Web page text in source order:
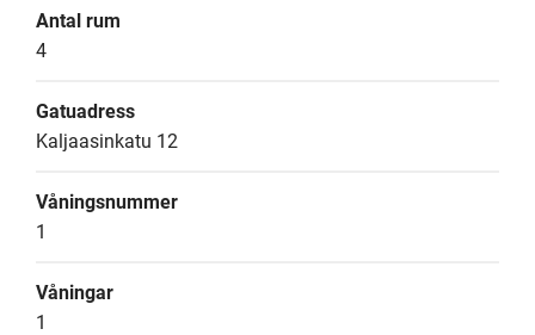
Antal rum
4
Gatuadress
Kaljaasinkatu 12
Våningsnummer
1
Våningar
1